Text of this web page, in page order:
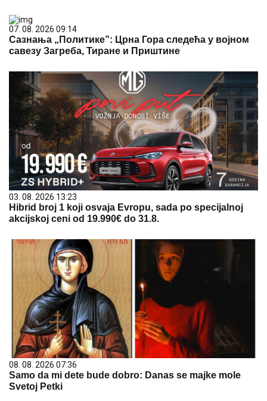
07. 08. 2026 09:14
Сазнања „Политике”: Црна Гора следећа у војном
савезу Загреба, Тиране и Приштине
03. 08. 2026 13:23
Hibrid broj 1 koji osvaja Evropu, sada po specijalnoj
akcijskoj ceni od 19.990€ do 31.8.
08. 08. 2026 07:36
Samo da mi dete bude dobro: Danas se majke mole
Svetoj Petki